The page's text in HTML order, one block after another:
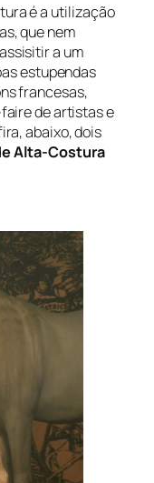
é a utilização
que nem
a um
estupendas
francesas,
de artistas e
abaixo, dois
Alta-Costura